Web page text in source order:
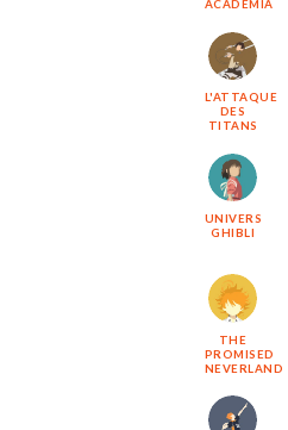
ACADEMIA
L'ATTAQUE
DES
TITANS
UNIVERS
GHIBLI
THE
PROMISED
NEVERLAND